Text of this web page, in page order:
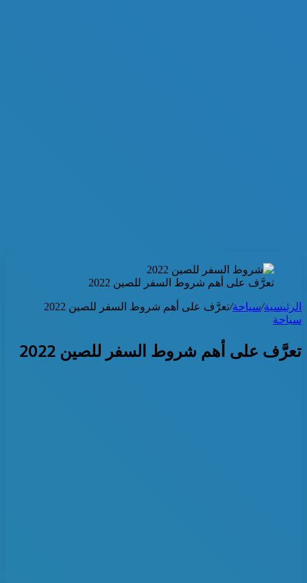
تعرَّف على أهم شروط السفر للصين 2022
الرئيسية/سياحة/تعرَّف على أهم شروط السفر للصين 2022
سياحة
تعرَّف على أهم شروط السفر للصين 2022